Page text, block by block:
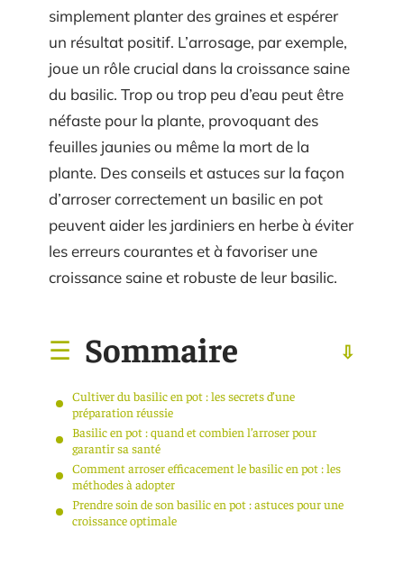
simplement planter des graines et espérer
un résultat positif. L’arrosage, par exemple,
joue un rôle crucial dans la croissance saine
du basilic. Trop ou trop peu d’eau peut être
néfaste pour la plante, provoquant des
feuilles jaunies ou même la mort de la
plante. Des conseils et astuces sur la façon
d’arroser correctement un basilic en pot
peuvent aider les jardiniers en herbe à éviter
les erreurs courantes et à favoriser une
croissance saine et robuste de leur basilic.
Sommaire
Cultiver du basilic en pot : les secrets d’une
préparation réussie
Basilic en pot : quand et combien l’arroser pour
garantir sa santé
Comment arroser efficacement le basilic en pot : les
méthodes à adopter
Prendre soin de son basilic en pot : astuces pour une
croissance optimale